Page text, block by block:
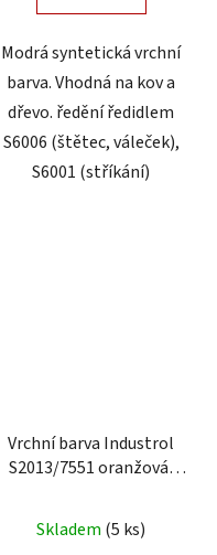
Modrá syntetická vrchní
barva. Vhodná na kov a
dřevo. ředění ředidlem
S6006 (štětec, váleček),
S6001 (stříkání)
Vrchní barva Industrol
S2013/7551 oranžová,
Skladem (5 ks)